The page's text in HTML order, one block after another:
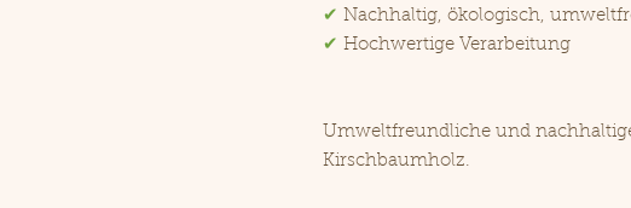
✔ Nachhaltig, ökologisch,
✔ Hochwertige Verarbeitung
Umweltfreundliche und
Kirschbaumholz.